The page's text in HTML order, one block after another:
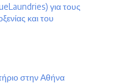
για τους
και του
στην Αθήνα